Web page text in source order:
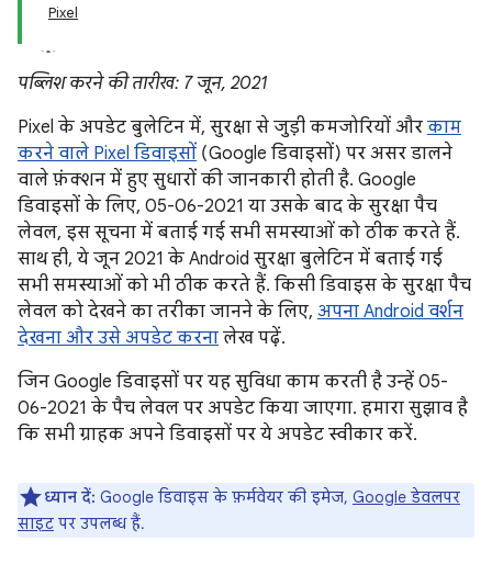
Pixel
पब्लिश करने की तारीख: 7 जून, 2021
Pixel के अपडेट बुलेटिन में, सुरक्षा से जुड़ी कमजोरियों और काम
करने वाले Pixel डिवाइसों (Google डिवाइसों) पर असर डालने
वाले फ़ंक्शन में हुए सुधारों की जानकारी होती है. Google
डिवाइसों के लिए, 05-06-2021 या उसके बाद के सुरक्षा पैच
लेवल, इस सूचना में बताई गई सभी समस्याओं को ठीक करते हैं.
साथ ही, ये जून 2021 के Android सुरक्षा बुलेटिन में बताई गई
सभी समस्याओं को भी ठीक करते हैं. किसी डिवाइस के सुरक्षा पैच
लेवल को देखने का तरीका जानने के लिए, अपना Android वर्शन
देखना और उसे अपडेट करना लेख पढ़ें.
जिन Google डिवाइसों पर यह सुविधा काम करती है उन्हें 05-
06-2021 के पैच लेवल पर अपडेट किया जाएगा. हमारा सुझाव है
कि सभी ग्राहक अपने डिवाइसों पर ये अपडेट स्वीकार करें.
ध्यान दें: Google डिवाइस के फ़र्मवेयर की इमेज, Google डेवलपर
साइट पर उपलब्ध हैं.